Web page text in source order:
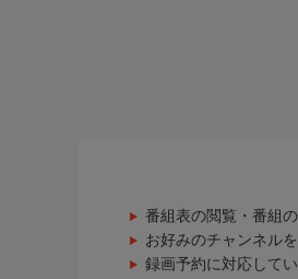
番組表の閲覧・番組
お好みのチャンネル
録画予約に対応して